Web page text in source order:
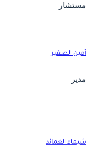
الصغير
الغمائد